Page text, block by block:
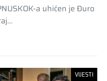
a uhićen je Đuro
VIJESTI